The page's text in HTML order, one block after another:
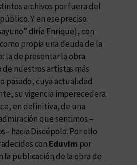
archivos por fuera del
Y en ese preciso
diría Enrique), con
propia una deuda de la
la de presentar la obra
nuestros artistas más
pasado, cuya actualidad
su vigencia imperecedera.
en definitiva, de una
que sentimos –
hacia Discépolo. Por ello
con Eduvim por
la publicación de la obra de